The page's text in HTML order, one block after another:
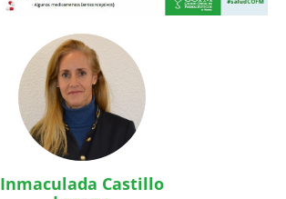
Inmaculada Castillo